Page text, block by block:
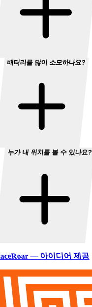
배터리를 많이 소모하나요?
누가 내 위치를 볼 수 있나요?
— 아이디어 제공